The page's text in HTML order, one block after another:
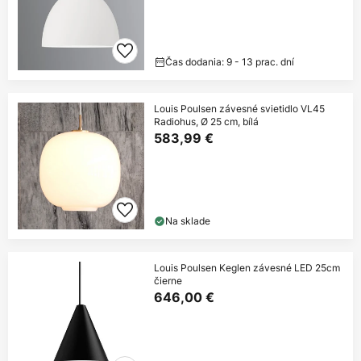
Čas dodania: 9 - 13 prac. dní
Louis Poulsen závesné svietidlo VL45
Radiohus, Ø 25 cm, bílá
583,99 €
Na sklade
Louis Poulsen Keglen závesné LED 25cm
čierne
646,00 €